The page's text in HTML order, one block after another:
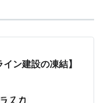
ン建設の凍結】